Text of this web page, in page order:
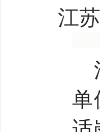
江
单